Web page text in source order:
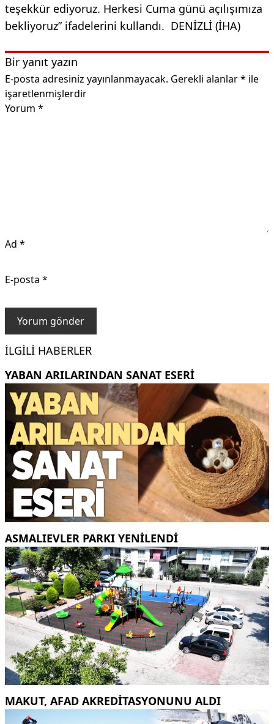
teşekkür ediyoruz. Herkesi Cuma günü açılışımıza
bekliyoruz” ifadelerini kullandı. DENİZLİ (İHA)
Bir yanıt yazın
E-posta adresiniz yayınlanmayacak. Gerekli alanlar* ile
işaretlenmişlerdir
Yorum *
Ad *
E-posta *
İLGILI HABERLER
YABAN ARILARINDAN SANAT ESERI
ASMALIEVLER PARKI YENİLENDİ
MAKUT, AFAD AKREDİTASYONUNU ALDI